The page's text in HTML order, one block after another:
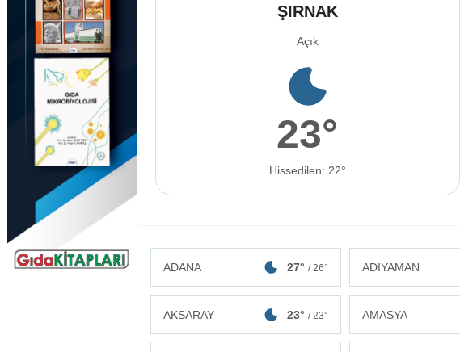
ŞIRNAK
Açık
23°
Hissedilen: 22°
ADANA 27° / 26° ADIYAMAN
AKSARAY 23° / 23° AMASYA